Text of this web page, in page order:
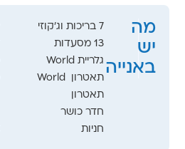
מה
יש
באנייה
7 בריכות וג'קוזי
13 מסעדות
גלריית World
תאטרון ‏ World
תאטרון
חדר כושר
חניות